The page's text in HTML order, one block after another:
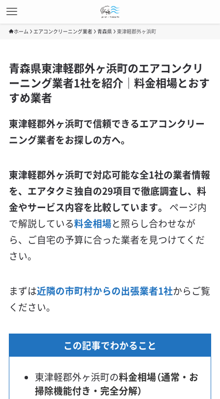
ホーム エアコンクリーニング業者 青森県 東津軽郡外ヶ浜町
青森県東津軽郡外ヶ浜町のエアコンクリ
ーニング業者1社を紹介｜料金相場とおす
すめ業者
東津軽郡外ヶ浜町で信頼できるエアコンクリー
ニング業者をお探しの方へ。
東津軽郡外ヶ浜町で対応可能な全1社の業者情報
を、エアタクミ独自の29項目で徹底調査し、料
金やサービス内容を比較しています。
ページ内
で解説している料金相場と照らし合わせなが
ら、ご自宅の予算に合った業者を見つけてくだ
さい。
まずは近隣の市町村からの出張業者1社からご覧
ください。
この記事でわかること
東津軽郡外ヶ浜町の料金相場（通常・お
掃除機能付き・完全分解）